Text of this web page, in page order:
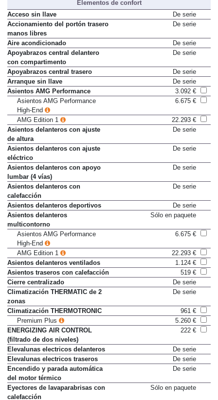
Elementos de confort
Acceso sin llave
De serie
Accionamiento del portón trasero
manos libres
Aire acondicionado
De serie
Apoyabrazos central delantero
con compartimento
Apoyabrazos central trasero
De serie
Arranque sin llave
De serie
Asientos AMG Performance
3.092 €
Asientos AMG Performance
High-End
AMG Edition 1
22.293 €
Asientos delanteros con ajuste
de altura
Asientos delanteros con ajuste
eléctrico
Asientos delanteros con apoyo
lumbar (4 vías)
Asientos delanteros con
calefacción
Asientos delanteros deportivos
De serie
Asientos delanteros
multicontorno
Asientos AMG Performance
High-End
AMG Edition 1
22.293 €
Asientos delanteros ventilados
1.124 €
Asientos traseros con calefacción
519 €
Cierre centralizado
De serie
Climatización THERMATIC de 2
zonas
Climatización THERMOTRONIC
961 €
Premium Plus
5.260 €
ENERGIZING AIR CONTROL
(filtrado de dos niveles)
Elevalunas electricos delanteros
De serie
Elevalunas electricos traseros
De serie
Encendido y parada automática
del motor térmico
Eyectores de lavaparabrisas con